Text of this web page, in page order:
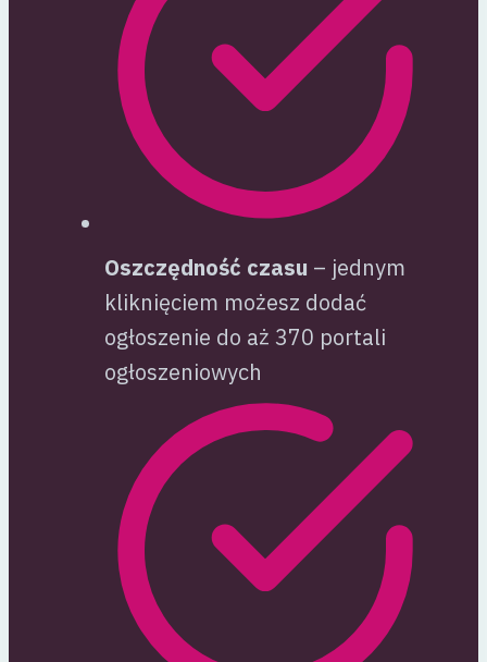
Oszczędność czasu – jednym
kliknięciem możesz dodać
ogłoszenie do aż 370 portali
ogłoszeniowych